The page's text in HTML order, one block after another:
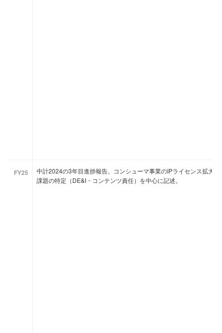
FY25
中計2024の3年目進捗報告。コンシューマ事業のIPライセンス拡大
課題の特定（DE&I・コンテンツ責任）を中心に記述。